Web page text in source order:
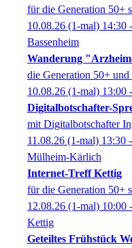
für die Generation 50+
10.08.26 (1-mal) 14:30
Bassenheim
Wanderung
die Generation 50+
10.08.26 (1-mal) 13:00
Digitalbotschafter-
mit Digitalbotschafter
11.08.26 (1-mal) 13:30
Mülheim-Kärlich
Internet-Treff Kettig
für die Generation 50+
12.08.26 (1-mal) 10:00
Kettig
Geteiltes Frühstück